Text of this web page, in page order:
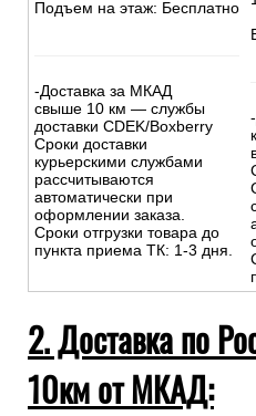
Подъем на этаж: Бесплатно
-Доставка за МКАД
свыше 10 км — службы
доставки CDEK/Boxberry
Сроки доставки
курьерскими службами
рассчитываются
автоматически при
оформлении заказа.
Сроки отгрузки товара до
пункта приема ТК: 1-3 дня.
2. Доставка по
10км от МКАД: